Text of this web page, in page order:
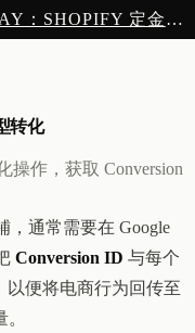
新应用上线——ZALIFY DOWNPAY：SHOPIFY 定金预售收款
注册
即将推出
转化
操作，获取 Conversion
，通常需要在 Google
Conversion ID 与每个
以便将电商行为回传至